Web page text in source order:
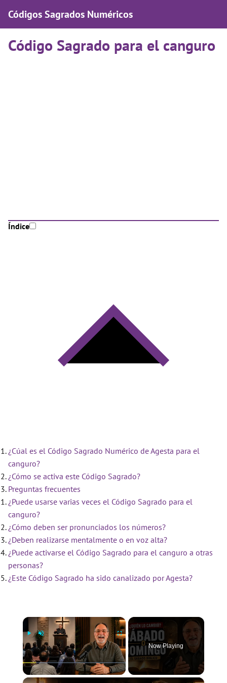
Códigos Sagrados Numéricos
Código Sagrado para el canguro
Índice
¿Cúal es el Código Sagrado Numérico de Agesta para el
canguro?
¿Cómo se activa este Código Sagrado?
Preguntas frecuentes
¿Puede usarse varias veces el Código Sagrado para el
canguro?
¿Cómo deben ser pronunciados los números?
¿Deben realizarse mentalmente o en voz alta?
¿Puede activarse el Código Sagrado para el canguro a otras
personas?
¿Este Código Sagrado ha sido canalizado por Agesta?
×
Play Unmute
Now Playing
×